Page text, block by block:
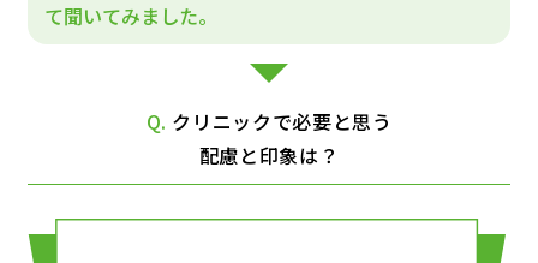
て聞いてみました。
Q. クリニックで必要と思う
配慮と印象は？